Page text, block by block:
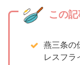
この
燕三条の
レスフラ